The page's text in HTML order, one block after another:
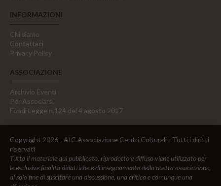
INFORMAZIONI
Chi siamo
Contattaci
Privacy Policy
ASSOCIAZIONE
Archivio Eventi
Per Associarsi
Fondi Legge n.124 del 4 agosto 2017
Copyright 2026 - AIC Associazione Centri Culturali - Tutti i diritti
riservati
Tutto il materiale qui pubblicato, riprodotto e diffuso viene utilizzato per
le esclusive finalità didattiche e di insegnamento della nostra associazione,
al solo fine di suscitare una discussione, una critica e comunque una